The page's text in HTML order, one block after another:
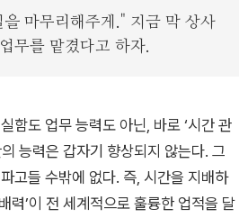
’을 200% 효과적으로 사용하기 위한
황별 활용법도 눈여겨볼만하다. 직장인
수 있다.
마무리해주게." 지금 막 상사
무를 맡겼다고 하자.
함도 업무 능력도 아닌, 바로 ‘시간 관
능력은 갑자기 향상되지 않는다. 그
고들 수밖에 없다. 즉, 시간을 지배하
력’이 전 세계적으로 훌륭한 업적을 달